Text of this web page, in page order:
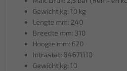
Gewicht kg: 10 kg
Lengte mm: 240
Breedte mm: 310
Hoogte mm: 620
Intrastat: 84671110
Gewicht kg: 10